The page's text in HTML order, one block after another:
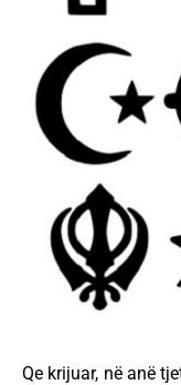
Qe krijuar, në anë